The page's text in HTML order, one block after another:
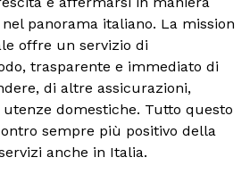
panorama italiano. La mission
offre un servizio di
trasparente e immediato di
di altre assicurazioni,
domestiche. Tutto questo
sempre più positivo della
anche in Italia.